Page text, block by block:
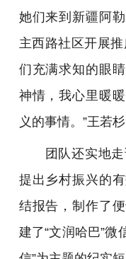
她们来到新疆阿
主西路社区开展
们充满求知的眼
神情，我心里暖
义的事情。”王若杉
团队还实地
提出乡村振兴的
结报告，制作了
建了“文润哈巴”微